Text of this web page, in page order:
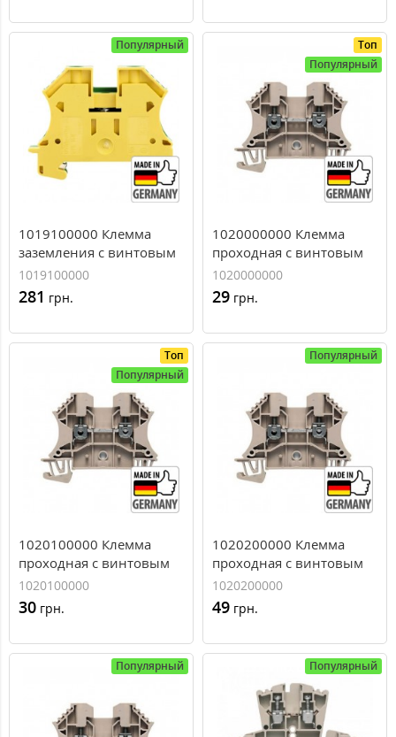
Популярный
1019100000 Клемма
заземления с винтовым
зажимом Weidmuller WPE
16, 16 мм.кв
1019100000
281 грн.
Топ
Популярный
1020000000 Клемма
проходная с винтовым
зажимом Weidmuller
WDU 2,5, 2,5 мм.кв
1020000000
29 грн.
Топ
Популярный
1020100000 Клемма
проходная с винтовым
зажимом Weidmuller
WDU 4, 4 мм.кв
1020100000
30 грн.
Популярный
1020200000 Клемма
проходная с винтовым
зажимом Weidmuller
WDU 6, 6 мм.кв
1020200000
49 грн.
Популярный Популярный